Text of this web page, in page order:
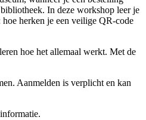
In deze workshop leer je
herken je een veilige QR-code
hoe het allemaal werkt. Met de
Aanmelden is verplicht en kan